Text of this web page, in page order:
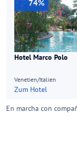
74%
Hotel Marco Polo
Venetien/Italien
Zum Hotel
En marcha con